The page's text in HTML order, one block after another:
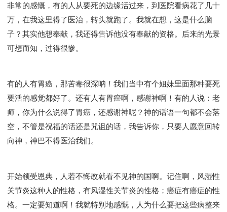
非常的感慨，有的人从要死的边缘活过来，到医院看病花了几十
万，在我这里得了医治，转头就跑了。我就在想，这是什么脑
子？其实他想奉献，我还得告诉他没有奉献的资格。后来的光景
可想而知，过得很惨。
有的人有胃癌，那苦毒很深呐！我们当中有个姐妹里面那种要死
要活的感觉都好了。还有人有胃癌啊，感谢神啊！有的人说：老
师，你为什么说得了胃癌，还感谢神呢？神的话语一句都不会落
空，不管是祝福的话还是咒诅的话，我告诉你，只要人愿意回转
向神，神巴不得医治我们。
开始领受恩典，人若不悔改就看不见神的国啊。记住啊，风湿性
关节炎这种人的性格，有风湿性关节炎的性格；癌症有癌症的性
格。一定要知道啊！我就特别地感慨，人为什么要把这些病整来